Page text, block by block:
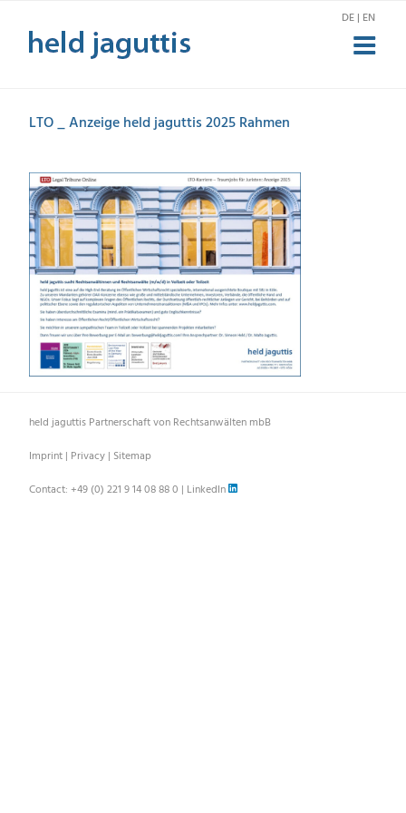
content
DE | EN
LTO _ Anzeige held jaguttis 2025 Rahmen
held jaguttis Partnerschaft von Rechtsanwälten mbB
Imprint | Privacy | Sitemap
Contact: +49 (0) 221 9 14 08 88 0 | LinkedIn